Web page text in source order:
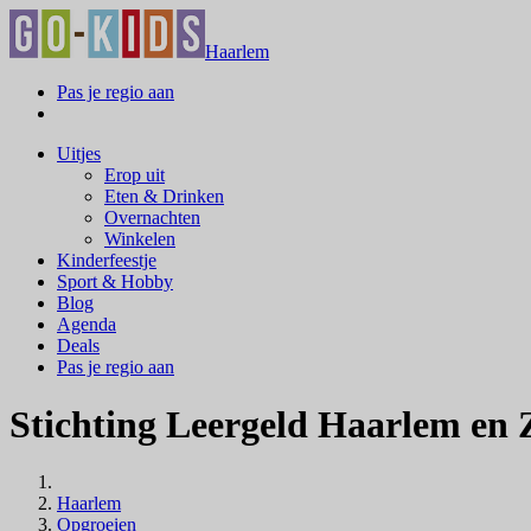
Haarlem
Pas je regio aan
Uitjes
Erop uit
Eten & Drinken
Overnachten
Winkelen
Kinderfeestje
Sport & Hobby
Blog
Agenda
Deals
Pas je regio aan
Stichting Leergeld Haarlem en
Haarlem
Opgroeien